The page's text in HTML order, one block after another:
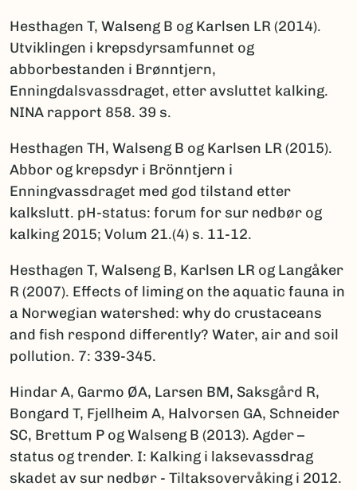
Hesthagen T, Walseng B og Karlsen LR (2014).
Utviklingen i krepsdyrsamfunnet og
abborbestanden i Brønntjern,
Enningdalsvassdraget, etter avsluttet kalking.
NINA rapport 858. 39 s.
Hesthagen TH, Walseng B og Karlsen LR (2015).
Abbor og krepsdyr i Brönntjern i
Enningvassdraget med god tilstand etter
kalkslutt. pH-status: forum for sur nedbør og
kalking 2015; Volum 21.(4) s. 11-12.
Hesthagen T, Walseng B, Karlsen LR og Langåker
R (2007). Effects of liming on the aquatic fauna in
a Norwegian watershed: why do crustaceans
and fish respond differently? Water, air and soil
pollution. 7: 339-345.
Hindar A, Garmo ØA, Larsen BM, Saksgård R,
Bongard T, Fjellheim A, Halvorsen GA, Schneider
SC, Brettum P og Walseng B (2013). Agder –
status og trender. I: Kalking i laksevassdrag
skadet av sur nedbør - Tiltaksovervåking i 2012.